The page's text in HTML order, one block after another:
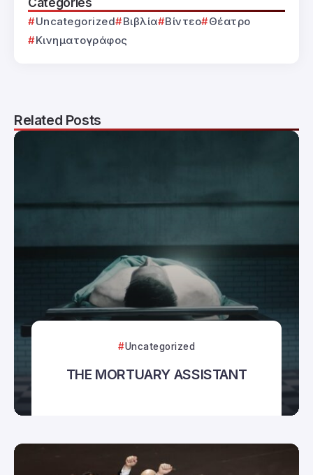
Uncategorized Βιβλία Βίντεο
Θέατρο
Κινηματογράφος
Related Posts
Uncategorized
THE MORTUARY ASSISTANT